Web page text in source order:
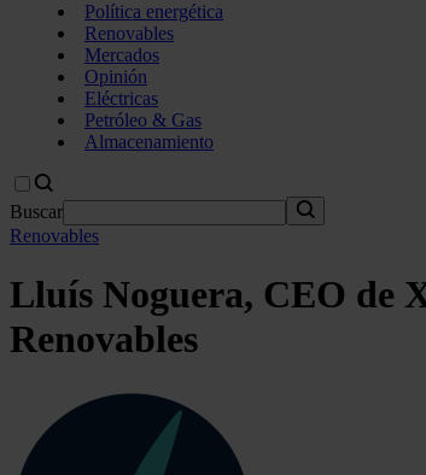
Política energética
Renovables
Mercados
Opinión
Eléctricas
Petróleo & Gas
Almacenamiento
Buscar
Renovables
Lluís Noguera, CEO de
Renovables